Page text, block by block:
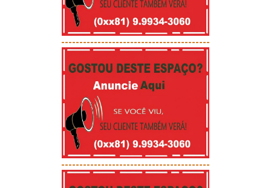
-----------------------------------------
-----------------------------------------